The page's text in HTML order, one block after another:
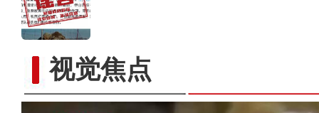
视觉焦点
“我骄傲 这就是我的祖国”新疆小朋友